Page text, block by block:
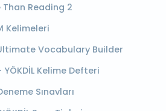
Than Reading 2
Kelimeleri
Vocabulary Builder
YÖKDİL Kelime Defteri
Sınavları